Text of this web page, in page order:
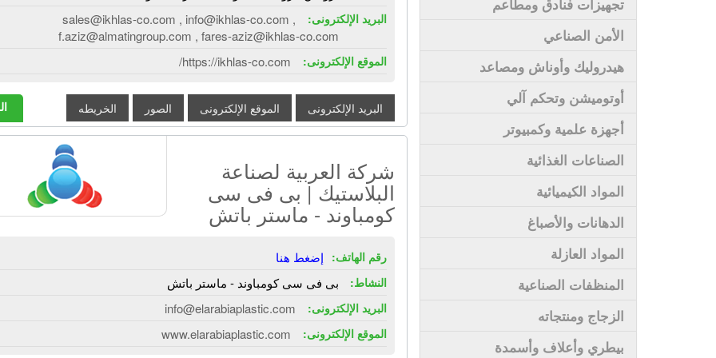
تجهيزات فنادق ومطاعم
الأمن الصناعي
هيدروليك وأوناش ومصاعد
أوتوميشن وتحكم آلي
أجهزة علمية وكمبيوتر
الصناعات الغذائية
المواد الكيميائية
الدهانات والأصباغ
المواد العازلة
المنظفات الصناعية
الزجاج ومنتجاته
بيطري وأعلاف وأسمدة
البريد الإلكترونى:
sales@ikhlas-co.com , info@ikhlas-co.com ,
f.aziz@almatingroup.com , fares-aziz@ikhlas-co.com
الموقع الإلكترونى: https://ikhlas-co.com/
البريد الإلكترونى الموقع الإلكترونى الصور الخريطه
شركة العربية لصناعة
البلاستيك | بى فى سى
كومباوند - ماستر باتش
رقم الهاتف: إضغط هنا
النشاط: بى فى سى كومباوند - ماستر باتش
البريد الإلكترونى: info@elarabiaplastic.com
الموقع الإلكترونى: www.elarabiaplastic.com